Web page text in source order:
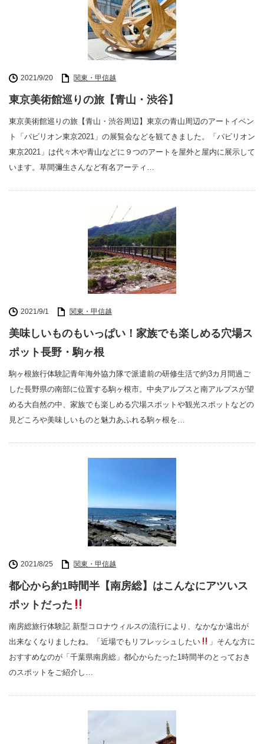
2021/9/20 関東・甲信越
東京美術館巡りの旅【青山・渋谷】
東京美術館巡りの旅【青山・渋谷周辺】東京の青山周辺のアートイベン
ト「パビリオン東京2021」の展覧会などを観てきました。「パビリオン
東京2021」は代々木や青山などに９つのアートを屋外と屋内に展示して
います。草間彌生さんなど有名アーティ…
2021/9/1 関東・甲信越
美味しいものもいっぱい！家族でも楽しめる穴場ス
ポット長野・駒ヶ根
駒ヶ根旅行体験記青年海外協力隊で派遣前の研修生活で約3カ月間過ご
した長野県の南部に位置する駒ヶ根市。中央アルプスと南アルプスが望
める大自然の中、家族でも楽しめる穴場スポットや観光スポットなどの
見どころや美味しいものと魅力あふれる駒ヶ根を…
2021/8/25 関東・甲信越
都心から約1時間半【南房総】はこんなにアツいス
ポットだった
南房総旅行体験記 新型コロナウィルスの流行により、なかなか遠出が
出来なくなりましたね。「近場でもリフレッシュしたい
」そんな方に
おすすめなのが「千葉県南房総」都心からたった1時間半のとっておき
のスポットをご紹介し…